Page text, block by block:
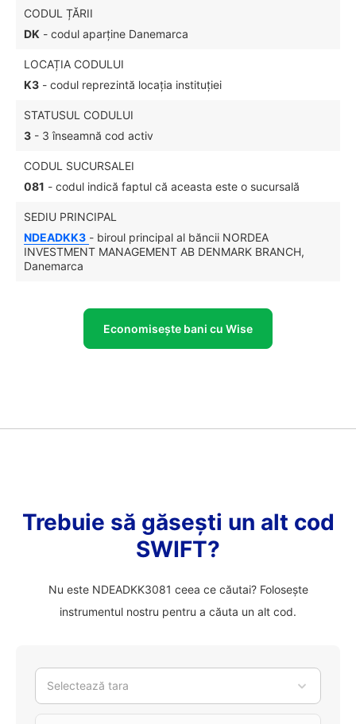
CODUL ȚĂRII
DK - codul aparține Danemarca
LOCAȚIA CODULUI
K3 - codul reprezintă locația instituției
STATUSUL CODULUI
3 - 3 înseamnă cod activ
CODUL SUCURSALEI
081 - codul indică faptul că aceasta este o sucursală
SEDIU PRINCIPAL
NDEADKK3 - biroul principal al băncii NORDEA
INVESTMENT MANAGEMENT AB DENMARK BRANCH,
Danemarca
Economisește bani cu Wise
Trebuie să găsești un alt cod
SWIFT?
Nu este NDEADKK3081 ceea ce căutai? Folosește
instrumentul nostru pentru a căuta un alt cod.
Selectează tara